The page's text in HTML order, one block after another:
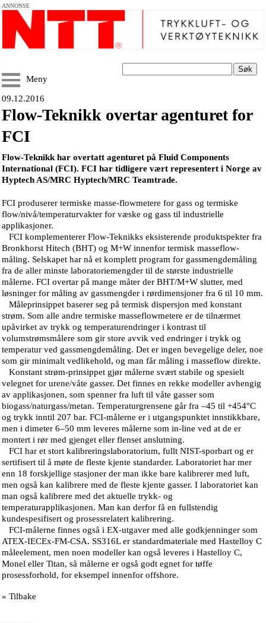
ANNONSE
Søk
Meny
09.12.2016
Flow-Teknikk overtar agenturet for
FCI
Flow-Teknikk har overtatt agenturet på Fluid Components
International (FCI). FCI har tidligere vært representert i Norge av
Hyptech AS/MRC Hyptech/MRC Teamtrade.
FCI produserer termiske masse-flowmetere for gass og termiske
flow/nivå/temperaturvakter for væske og gass til industrielle
applikasjoner.
FCI komplementerer Flow-Teknikks eksisterende produktspekter fra
Bronkhorst Hitech (BHT) og M+W innenfor termisk masseflow-
måling. Selskapet har nå et komplett program for gassmengdemåling
fra de aller minste laboratoriemengder til de største industrielle
målerne. FCI overtar på mange måter der BHT/M+W slutter, med
løsninger for måling av gassmengder i rørdimensjoner fra 6 til 10 mm.
Måleprinsippet baserer seg på termisk dispersjon med konstant
strøm. Som alle andre termiske masseflowmetere er de tilnærmet
upåvirket av trykk og temperaturendringer i kontrast til
volumstrømsmålere som gir store avvik ved endringer i trykk og
temperatur ved gassmengdemåling. Det er ingen bevegelige deler, noe
som gir minimalt vedlikehold, og man får måling i masseflow direkte.
Konstant strøm-prinsippet gjør målerne svært stabile og spesielt
velegnet for urene/våte gasser. Det finnes en rekke modeller avhengig
av applikasjonen, som spenner fra luft til våte gasser som
biogass/naturgass/metan. Temperaturgrensene går fra –45 til +454°C
og trykk inntil 207 bar. FCI-målerne er i utgangspunktet innstikkbare,
men i dimeter 6–50 mm leveres målerne som in-line ved at de er
montert i rør med gjenget eller flenset anslutning.
FCI har et stort kalibreringslaboratorium, fullt NIST-sporbart og er
sertifisert til å møte de fleste kjente standarder. Laboratoriet har mer
enn 18 forskjellige stasjoner der man ikke bare kalibrerer med luft,
men også kan kalibrere med de fleste kjente gasser. I laboratoriet kan
man også kalibrere med det aktuelle trykk- og
temperaturapplikasjonen. Man kan derfor få en fullstendig
kundespesifisert og prosessrelatert kalibrering.
FCI-målerne finnes også i EX-utgaver med alle godkjenninger som
ATEX-IECEx-FM-CSA. SS316L er standardmateriale med Hastelloy C
måleelement, men noen modeller kan også leveres i Hastelloy C,
Monel eller Titan, så målerne er også godt egnet for tøffe
prosessforhold, for eksempel innenfor offshore.
« Tilbake